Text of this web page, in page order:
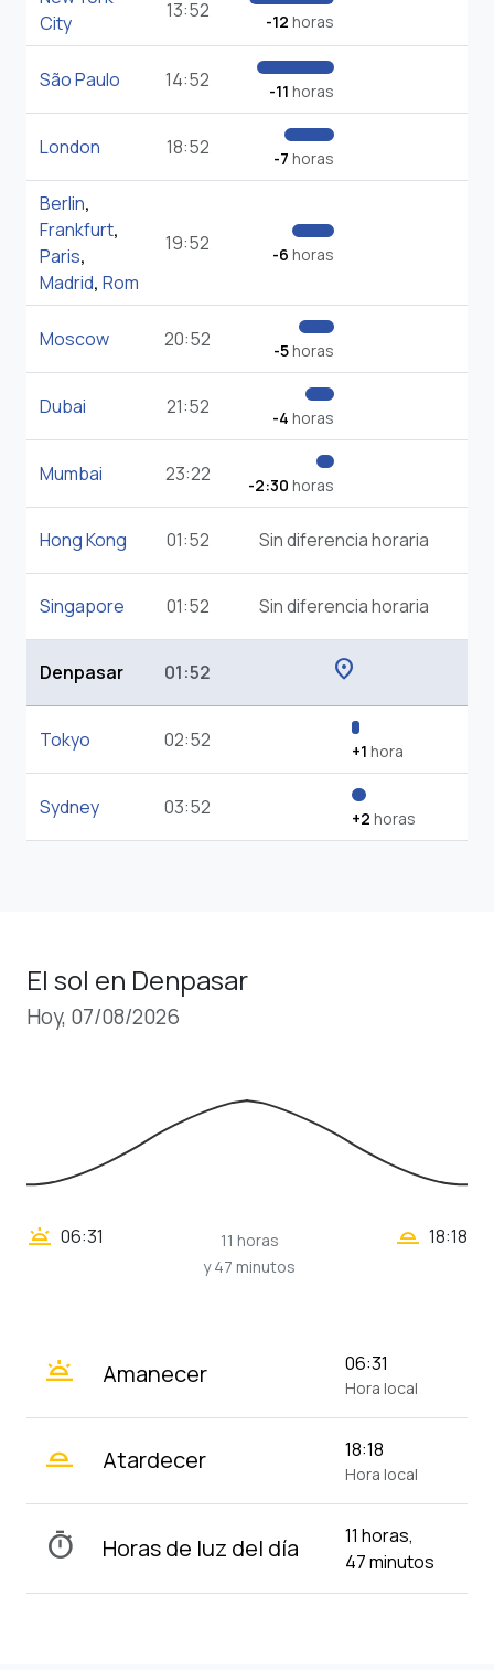
City
13:52 -12 horas
São Paulo 14:52 -11 horas
London 18:52 -7 horas
Berlin,
Frankfurt,
Paris,
Madrid, Rom
19:52 -6 horas
Moscow 20:52 -5horas
Dubai 21:52 -4 horas
Mumbai 23:22 -2:30 horas
Hong Kong 01:52 Sin diferencia horaria
Singapore 01:52 Sin diferencia horaria
Denpasar 01:52 location_on
Tokyo 02:52 +1 hora
Sydney 03:52 +2 horas
El sol en Denpasar
Hoy, 07/08/2026
wb_twilight 06:31
11 horas
y 47 minutos
wb_twilight_2 18:18
wb_twilight Amanecer 06:31
Hora local
wb_twilight_2 Atardecer 18:18
Hora local
timer Horas de luz del día
11 horas,
47 minutos